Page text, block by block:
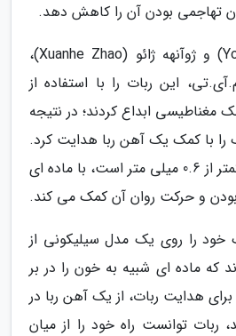
تهاجمی بودن آن را کاهش دهد.
یونهو کیم (Yoonho Kim) و ژوآنهه ژائو (Xuanhe Zhao)،
این ربات را با استفاده از
مغناطیسی ابداع کردند؛ در نتیجه
را با کمک یک آهن ربا هدایت کرد.
کرم رباتیک که قطر آن کمتر از 0.6 میلی متر است، با ماده ای
و حرکت روان آن کمک می کند.
خود را روی یک مدل سیلیکونی از
که ماده ای شبیه به خون را در بر
هدایت ربات، از یک آهن ربا در
ربات توانست راه خود را از میان